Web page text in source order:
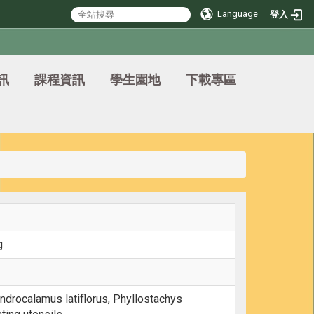
Language 登入
課程資訊 學生園地
下載專區
latiflorus, Phyllostachys